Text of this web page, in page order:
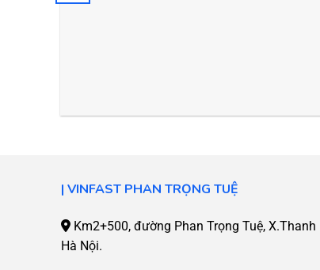
| VINFAST PHAN TRỌNG TUỆ
Km2+500, đường Phan Trọng Tuệ, X.Thanh
Hà Nội.